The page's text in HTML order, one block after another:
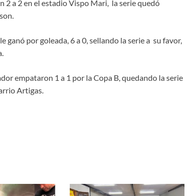
2 a 2 en el estadio Vispo Mari, la serie quedó
ganó por goleada, 6 a 0, sellando la serie a su favor,
empataron 1 a 1 por la Copa B, quedando la serie
Artigas.